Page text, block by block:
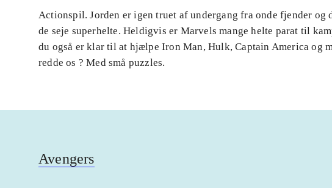
Actionspil. Jorden er igen truet af undergang fra onde fjender og
de seje superhelte. Heldigvis er Marvels mange helte parat til
du også er klar til at hjælpe Iron Man, Hulk, Captain America og
redde os ? Med små puzzles.
Avengers